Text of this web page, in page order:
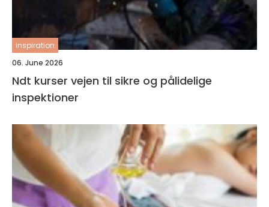
inspiration
06. June 2026
Ndt kurser vejen til sikre og pålidelige
inspektioner